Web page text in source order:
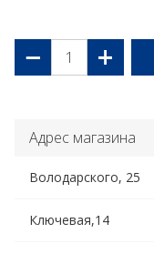
− +
Адрес магазина
Володарского, 25
Ключевая,14